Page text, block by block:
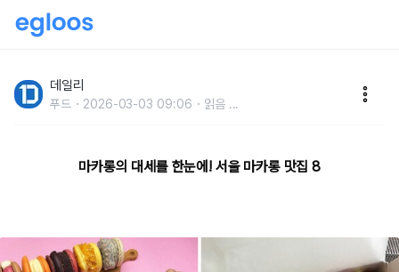
데일리
푸드 2026-03-03 09:06 읽음 ...
마카롱의 대세를 한눈에! 서울 마카롱 맛집 8